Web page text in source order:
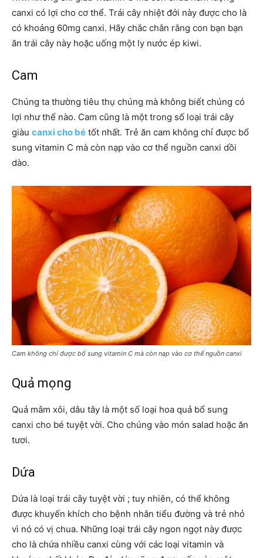
canxi có lợi cho cơ thể. Trái cây nhiệt đới này được cho là
có khoảng 60mg canxi. Hãy chắc chắn rằng con bạn bạn
ăn trái cây này hoặc uống một ly nước ép kiwi.
Cam
Chúng ta thường tiêu thụ chúng mà không biết chúng có
lợi như thế nào. Cam cũng là một trong số loại trái cây
giàu canxi cho bé tốt nhất. Trẻ ăn cam không chỉ được bổ
sung vitamin C mà còn nạp vào cơ thể nguồn canxi dồi
dào.
Cam không chỉ được bổ sung vitamin C mà còn nạp vào cơ thể nguồn canxi
Quả mọng
Quả mâm xôi, dâu tây là một số loại hoa quả bổ sung
canxi cho bé tuyệt vời. Cho chúng vào món salad hoặc ăn
tươi.
Dứa
Dứa là loại trái cây tuyệt vời ; tuy nhiên, có thể không
được khuyến khích cho bệnh nhân tiểu đường và trẻ nhỏ
vì nó có vị chua. Những loại trái cây ngon ngọt này được
cho là chứa nhiều canxi cùng với các loại vitamin và